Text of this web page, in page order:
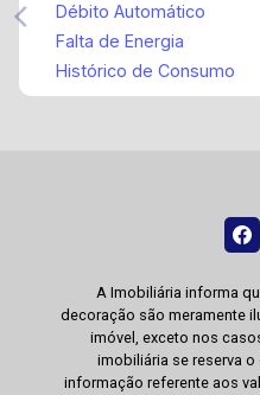
Débito Automático
Falta de Energia
Histórico de Consumo
A Imobiliária informa
decoração são meramente
imóvel, exceto nos
imobiliária se reserva
informação referente aos